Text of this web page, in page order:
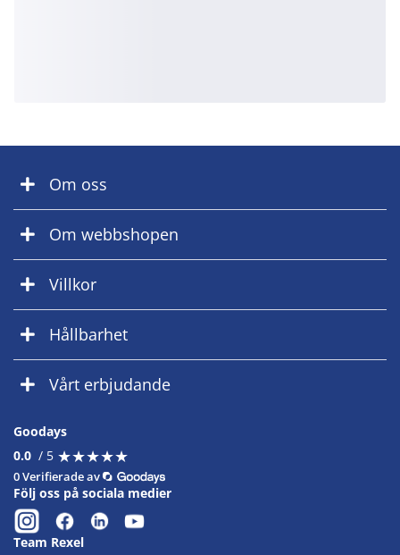
Om oss
Om webbshopen
Villkor
Hållbarhet
Vårt erbjudande
Goodays
0.0 / 5 ★★★★★
★★★★★
0 Verifierade av
Följ oss på sociala medier
Team Rexel